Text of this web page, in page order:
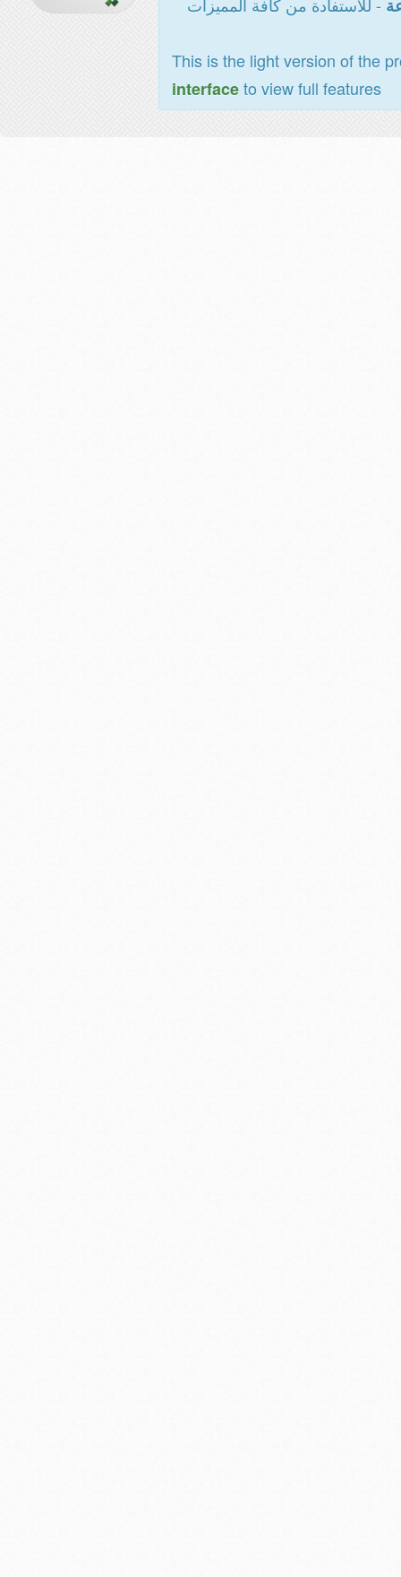
This is the light version of the
interfaceto view full features